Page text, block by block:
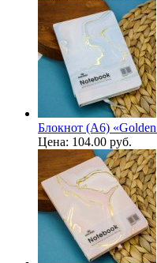
Блокнот (А6)
Цена: 104.00 руб.